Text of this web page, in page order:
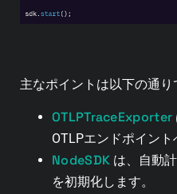
主なポイントは以下の通り
OTLPTraceExporter
OTLPエンドポイント
NodeSDK は、自動
を初期化します。